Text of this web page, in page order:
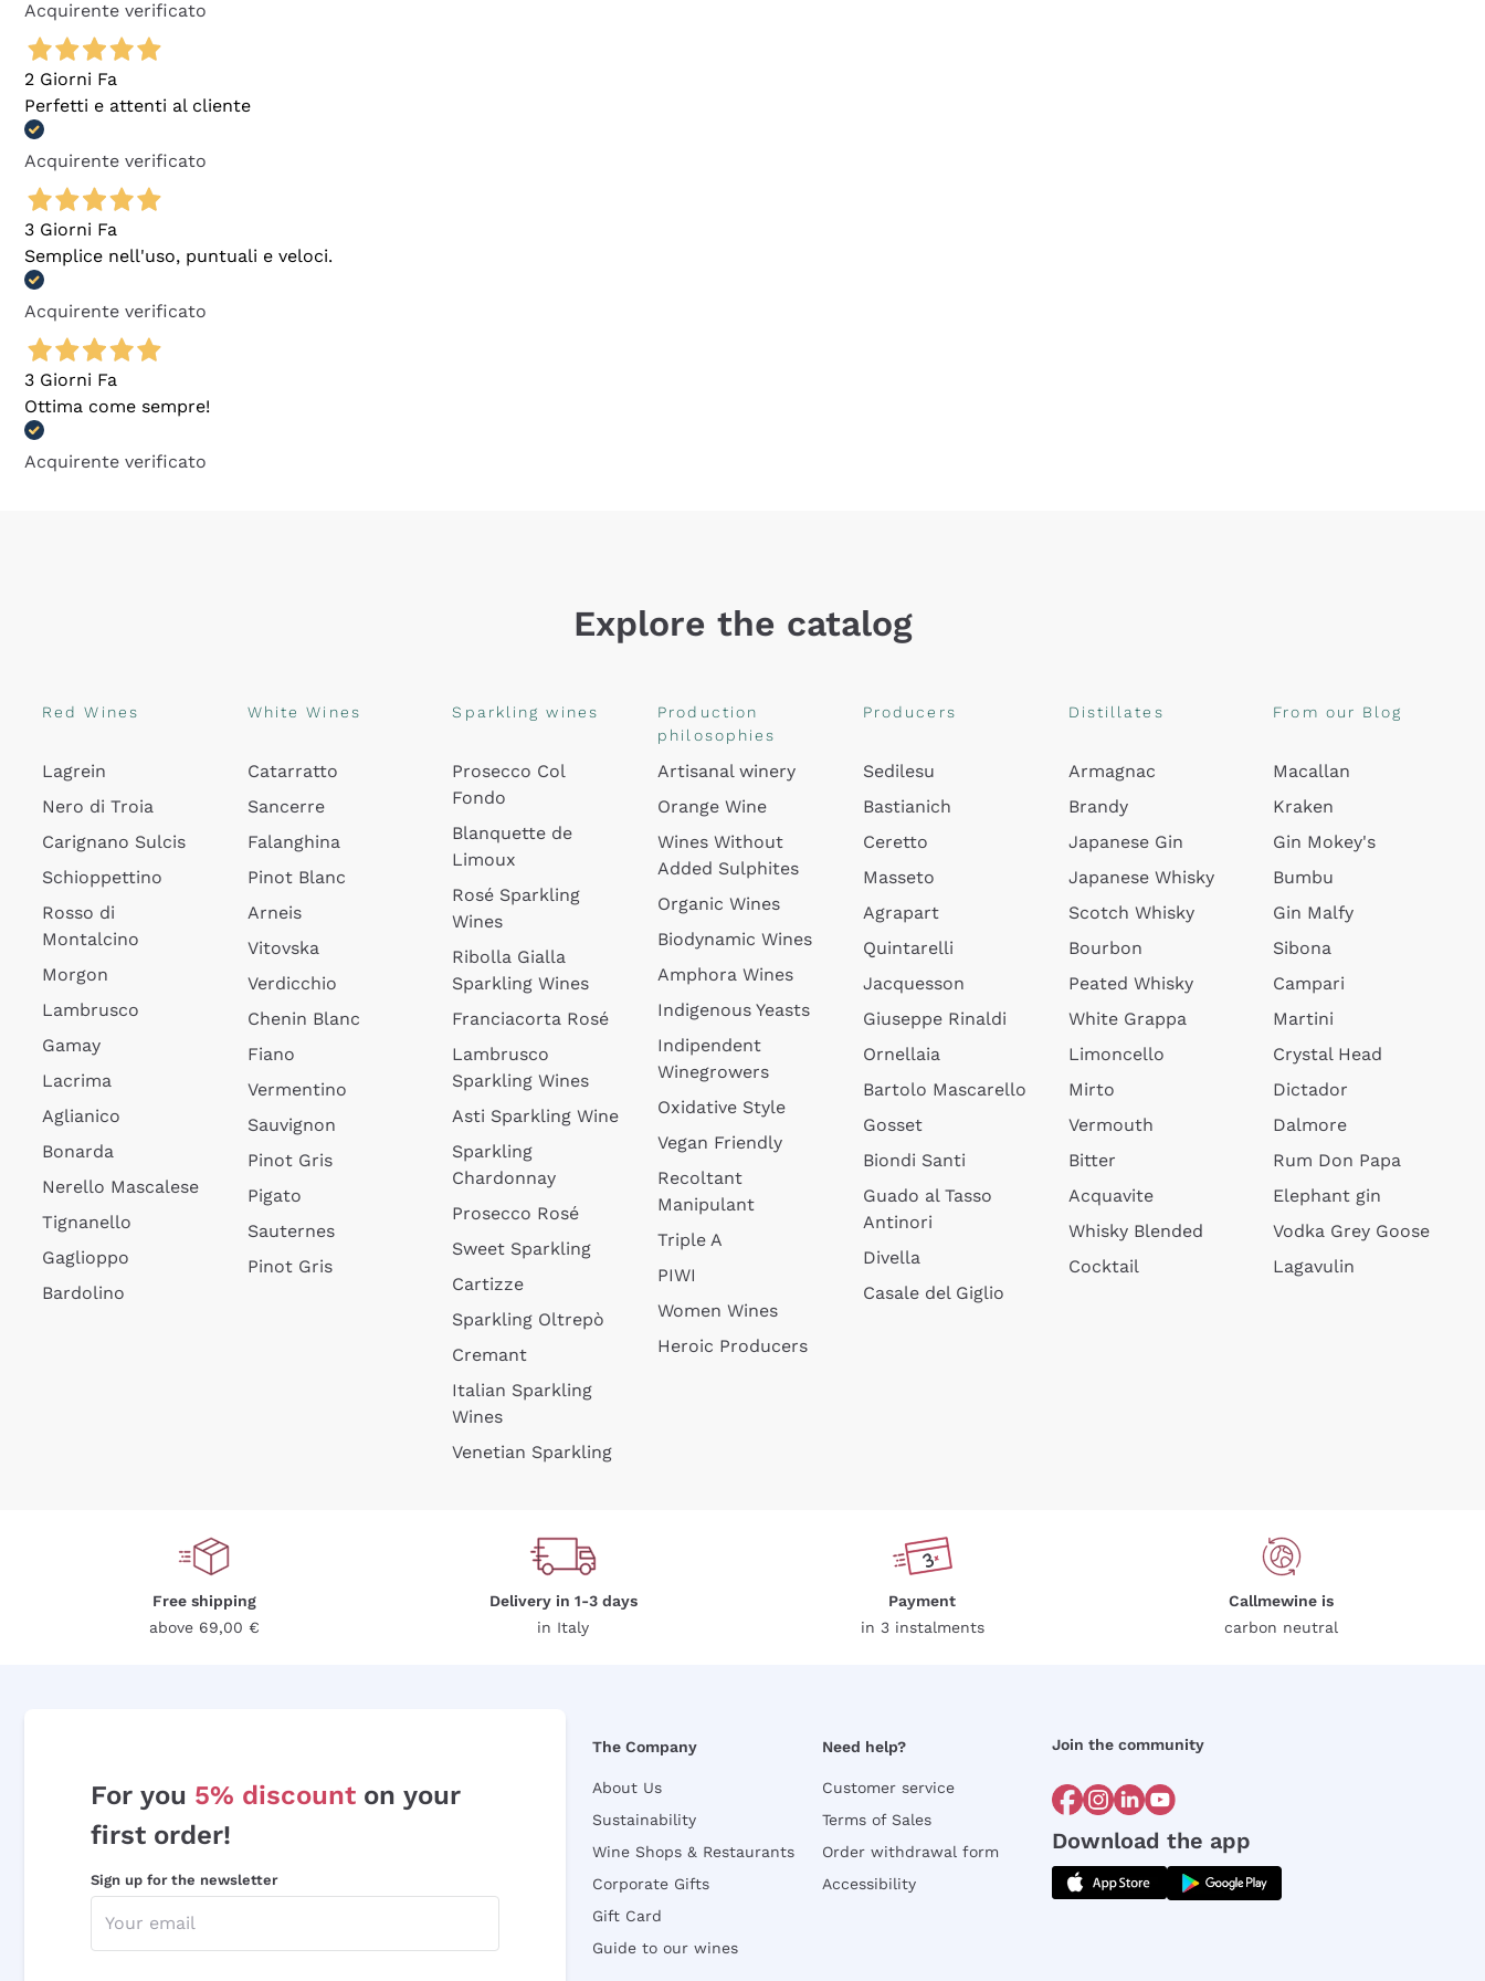
Acquirente verificato
2 Giorni Fa
Perfetti e attenti al cliente
Acquirente verificato
3 Giorni Fa
Semplice nell'uso, puntuali e veloci.
Acquirente verificato
3 Giorni Fa
Ottima come sempre!
Acquirente verificato
Explore the catalog
Red Wines
Lagrein
Nero di Troia
Carignano Sulcis
Schioppettino
Rosso di
Montalcino
Morgon
Lambrusco
Gamay
Lacrima
Aglianico
Bonarda
Nerello Mascalese
Tignanello
Gaglioppo
Bardolino
White Wines
Catarratto
Sancerre
Falanghina
Pinot Blanc
Arneis
Vitovska
Verdicchio
Chenin Blanc
Fiano
Vermentino
Sauvignon
Pinot Gris
Pigato
Sauternes
Pinot Gris
Sparkling wines
Prosecco Col
Fondo
Blanquette de
Limoux
Rosé Sparkling
Wines
Ribolla Gialla
Sparkling Wines
Franciacorta Rosé
Lambrusco
Sparkling Wines
Asti Sparkling Wine
Sparkling
Chardonnay
Prosecco Rosé
Sweet Sparkling
Cartizze
Sparkling Oltrepò
Cremant
Italian Sparkling
Wines
Venetian Sparkling
Production
philosophies
Artisanal winery
Orange Wine
Wines Without
Added Sulphites
Organic Wines
Biodynamic Wines
Amphora Wines
Indigenous Yeasts
Indipendent
Winegrowers
Oxidative Style
Vegan Friendly
Recoltant
Manipulant
Triple A
PIWI
Women Wines
Heroic Producers
Producers
Sedilesu
Bastianich
Ceretto
Masseto
Agrapart
Quintarelli
Jacquesson
Giuseppe Rinaldi
Ornellaia
Bartolo Mascarello
Gosset
Biondi Santi
Guado al Tasso
Antinori
Divella
Casale del Giglio
Distillates
Armagnac
Brandy
Japanese Gin
Japanese Whisky
Scotch Whisky
Bourbon
Peated Whisky
White Grappa
Limoncello
Mirto
Vermouth
Bitter
Acquavite
Whisky Blended
Cocktail
From our Blog
Macallan
Kraken
Gin Mokey's
Bumbu
Gin Malfy
Sibona
Campari
Martini
Crystal Head
Dictador
Dalmore
Rum Don Papa
Elephant gin
Vodka Grey Goose
Lagavulin
Free shipping
above 69,00 €
Delivery in 1-3 days
in Italy
Payment
in 3 instalments
Callmewine is
carbon neutral
For you 5% discount on your
first order!
Sign up for the newsletter
The Company
About Us
Sustainability
Wine Shops & Restaurants
Corporate Gifts
Gift Card
Guide to our wines
Need help?
Customer service
Terms of Sales
Order withdrawal form
Accessibility
Join the community
Download the app